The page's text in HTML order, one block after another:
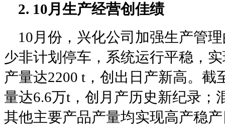
2. 10月生产经营创佳绩
10月份，兴化公司加强生产管
少非计划停车，系统运行平稳，
产量达2200 t ，创出日产新高。截
量达6.6万t ，创月产历史新纪录；
其他主要产品产量均实现高产稳